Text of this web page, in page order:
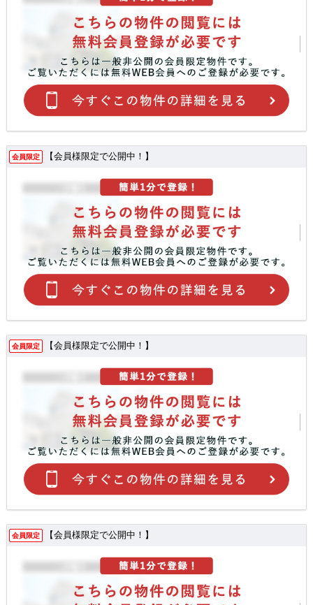
会員限定 【会員様限定で公開中！】
会員限定 【会員様限定で公開中！】
会員限定 【会員様限定で公開中！】